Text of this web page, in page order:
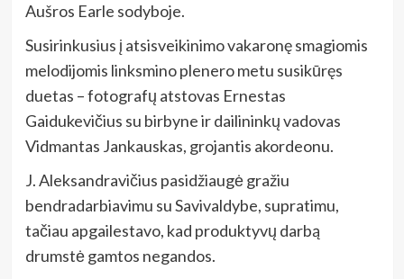
Aušros Earle sodyboje.
Susirinkusius į atsisveikinimo vakaronę smagiomis
melodijomis linksmino plenero metu susikūręs
duetas – fotografų atstovas Ernestas
Gaidukevičius su birbyne ir dailininkų vadovas
Vidmantas Jankauskas, grojantis akordeonu.
J. Aleksandravičius pasidžiaugė gražiu
bendradarbiavimu su Savivaldybe, supratimu,
tačiau apgailestavo, kad produktyvų darbą
drumstė gamtos negandos.